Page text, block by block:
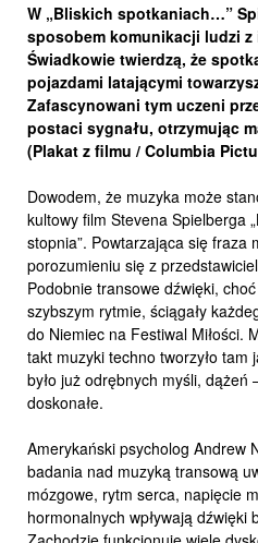
W „Bliskich spotkaniach…”
sposobem komunikacji ludzi
Świadkowie twierdzą, że
pojazdami latającymi
Zafascynowani tym uczeni
postaci sygnału, otrzymując
(Plakat z filmu / Columbia
Dowodem, że muzyka może
kultowy film Stevena Spielberga
stopnia”. Powtarzająca się fraza
porozumieniu się z
Podobnie transowe dźwięki,
szybszym rytmie, ściągały
do Niemiec na Festiwal Miłości.
takt muzyki techno tworzyło tam
było już odrębnych myśli, dążeń
doskonałe.
Amerykański psycholog Andrew
badania nad muzyką transową
mózgowe, rytm serca, napięcie
hormonalnych wpływają dźwięki